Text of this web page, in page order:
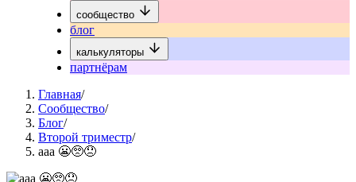
сообщество
блог
калькуляторы
партнёрам
Главная/
Сообщество/
Блог/
Второй триместр/
ааа 😬🥺😞